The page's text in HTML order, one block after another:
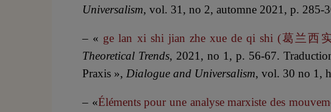
Universalism, vol. 31, no 2, automne 2021, p. 285-
– « ge lan xi shi jian zhe xue de qi shi (葛兰西
Theoretical Trends, 2021, no 1, p. 56-67.
Praxis », Dialogue and Universalism, vol. 30 no 1,
– «Éléments pour une analyse marxiste des